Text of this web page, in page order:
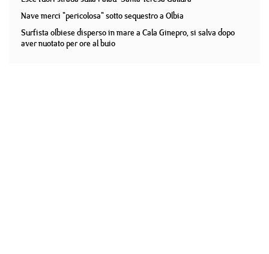
Nave merci "pericolosa" sotto sequestro a Olbia
Surfista olbiese disperso in mare a Cala Ginepro, si salva dopo
aver nuotato per ore al buio